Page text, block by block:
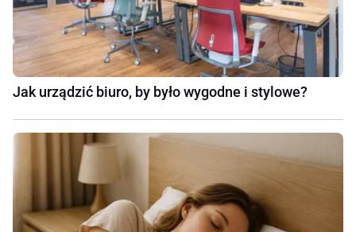
Jak urządzić biuro, by było wygodne i stylowe?